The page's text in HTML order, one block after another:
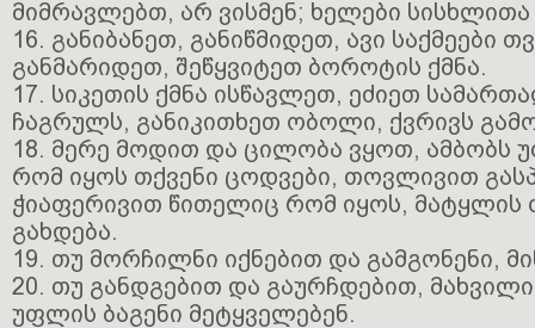
მიმრავლებთ, არ ვისმენ; ხელები სისხლითა
16. განიბანეთ, განიწმიდეთ, ავი საქმეები
განმარიდეთ, შეწყვიტეთ ბოროტის ქმნა.
17. სიკეთის ქმნა ისწავლეთ, ეძიეთ
ჩაგრულს, განიკითხეთ ობოლი, ქვრივს
18. მერე მოდით და ცილობა ვყოთ, ამბობს
რომ იყოს თქვენი ცოდვები, თოვლივით
ჭიაფერივით წითელიც რომ იყოს,
გახდება.
19. თუ მორჩილნი იქნებით და გამგონენი,
20. თუ განდგებით და გაურჩდებით,
უფლის ბაგენი მეტყველებენ.